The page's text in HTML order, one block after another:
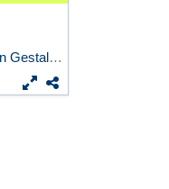
Bild Wissen Gestaltung...